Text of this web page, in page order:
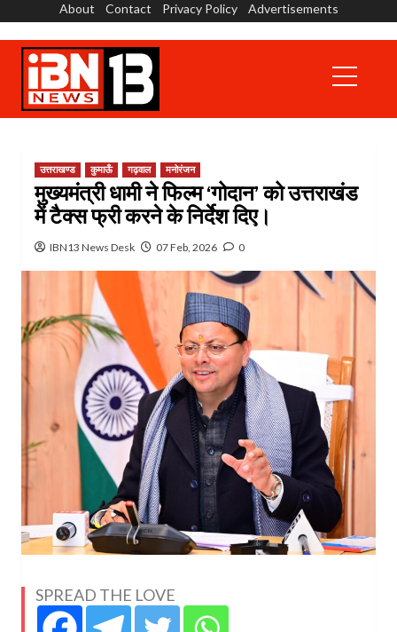
content
About Contact Privacy Policy Advertisements
Menu
उत्तराखण्ड कुमाऊँ गढ़वाल मनोरंजन
मुख्यमंत्री धामी ने फिल्म ‘गोदान’ को उत्तराखंड
में टैक्स फ्री करने के निर्देश दिए।
IBN13 News Desk 07 Feb, 2026 0
SPREAD THE LOVE